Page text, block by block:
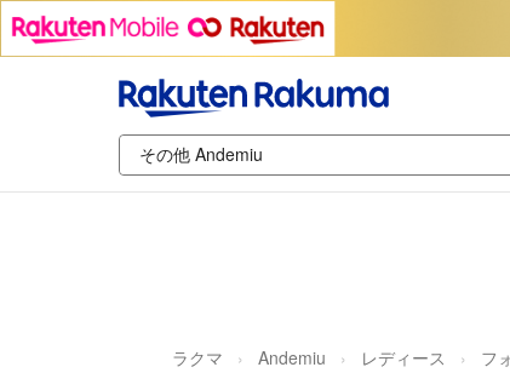
ラクマ Andemiu レディース フ